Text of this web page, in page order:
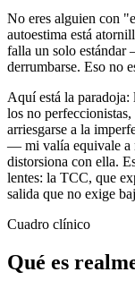
No eres alguien con
autoestima está
falla un solo estándar
derrumbarse. Eso no
Aquí está la paradoja:
los no perfeccionistas,
arriesgarse a la
— mi valía equivale a
distorsiona con ella.
lentes: la TCC, que
salida que no exige
Cuadro clínico
Qué es